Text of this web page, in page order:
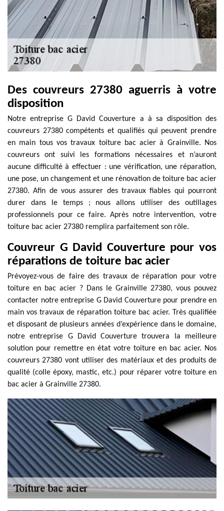
Des couvreurs 27380 aguerris à votre
disposition
Notre entreprise G David Couverture a à sa disposition des
couvreurs 27380 compétents et qualifiés qui peuvent prendre
en main tous vos travaux toiture bac acier à Grainville. Nos
couvreurs ont suivi les formations nécessaires et n’auront
aucune difficulté à effectuer : une vérification, une réparation,
une pose, un changement et une rénovation de toiture bac acier
27380. Afin de vous assurer des travaux fiables qui pourront
durer dans le temps ; nous allons utiliser des outillages
professionnels pour ce faire. Après notre intervention, votre
toiture bac acier 27380 remplira parfaitement son rôle.
Couvreur G David Couverture pour vos
réparations de toiture bac acier
Prévoyez-vous de faire des travaux de réparation pour votre
toiture en bac acier ? Dans le Grainville 27380, vous pouvez
contacter notre entreprise G David Couverture pour prendre en
main vos travaux de réparation toiture bac acier. Très qualifiée
et disposant de plusieurs années d’expérience dans le domaine,
notre entreprise G David Couverture trouvera la meilleure
solution pour remettre en état votre toiture en bac acier. Nos
couvreurs 27380 vont utiliser des matériaux et des produits de
qualité (colle époxy, mastic, etc.) pour réparer votre toiture en
bac acier à Grainville 27380.